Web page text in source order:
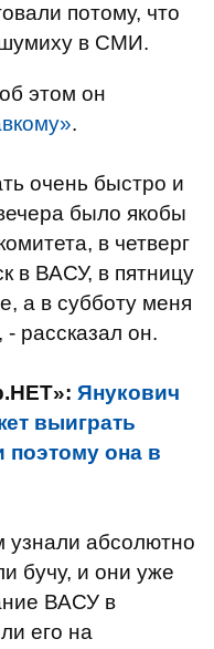
потому, что
шумиху в СМИ.
этом он
.
очень быстро и
было якобы
в четверг
в ВАСУ, в пятницу
а в субботу меня
рассказал он.
Янукович
выиграть
поэтому она в
абсолютно
бучу, и они уже
ВАСУ в
его на